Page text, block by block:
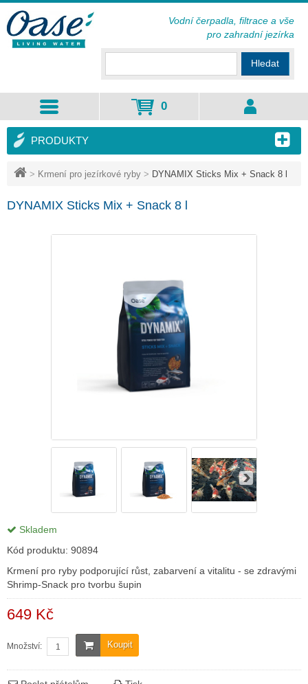
> Krmení pro jezírkové ryby > DYNAMIX Sticks Mix + Snack 8 l
DYNAMIX Sticks Mix + Snack 8 l
Skladem
Kód produktu: 90894
Krmení pro ryby podporující růst, zabarvení a vitalitu - se zdravými
Shrimp-Snack pro tvorbu šupin
649 Kč
Koupit
Množství:
PRODUKTY
Hledat
0
Vodní čerpadla, filtrace a vše
pro zahradní jezírka